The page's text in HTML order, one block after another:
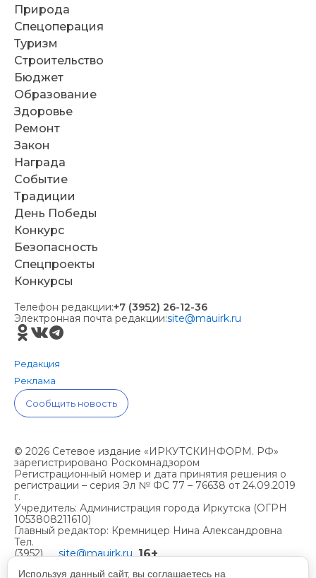
Природа
Спецоперация
Туризм
Строительство
Бюджет
Образование
Здоровье
Ремонт
Закон
Награда
Событие
Традиции
День Победы
Конкурс
Безопасность
Спецпроекты
Конкурсы
Телефон редакции:+7 (3952) 26-12-36
Электронная почта редакции:site@mauirk.ru
Редакция
Реклама
Сообщить новость
© 2026 Сетевое издание «ИРКУТСКИНФОРМ. РФ»
зарегистрировано Роскомнадзором
Регистрационный номер и дата принятия решения о
регистрации – серия Эл № ФС 77 – 76638 от 24.09.2019
г.
Учредитель: Администрация города Иркутска (ОГРН
1053808211610)
Главный редактор: Кремницер Нина Александровна
Тел.
(3952)
site@mauirk.ru 16+
Используя данный сайт, вы соглашаетесь на